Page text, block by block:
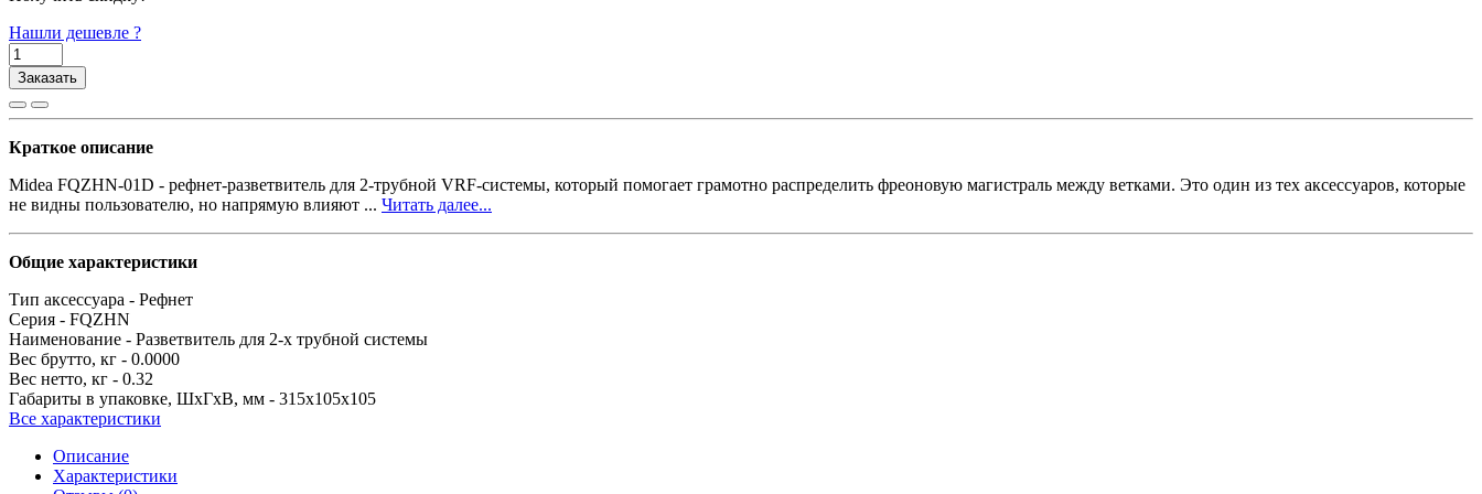
Нашли дешевле ?
Заказать
Краткое описание
Midea FQZHN-01D - рефнет-разветвитель для 2-трубной VRF-системы, который помогает грамотно распределить фреоновую магистраль между ветками. Это один из тех аксессуаров, которые
не видны пользователю, но напрямую влияют ... Читать далее...
Общие характеристики
Тип аксессуара - Рефнет
Серия - FQZHN
Наименование - Разветвитель для 2-х трубной системы
Вес брутто, кг - 0.0000
Вес нетто, кг - 0.32
Габариты в упаковке, ШхГхВ, мм - 315x105x105
Все характеристики
Описание
Характеристики